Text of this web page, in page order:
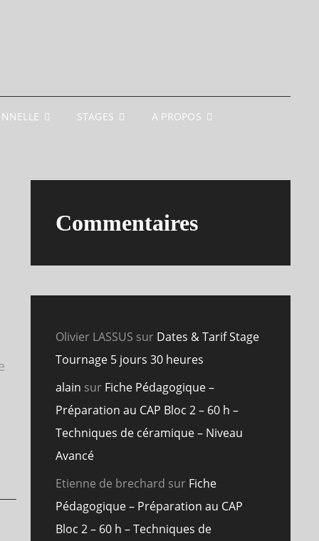
STAGES A PROPOS
Commentaires
Olivier LASSUS sur Dates & Tarif Stage
Tournage 5 jours 30 heures
alain sur Fiche Pédagogique –
Préparation au CAP Bloc 2 – 60 h –
Techniques de céramique – Niveau
Avancé
Etienne de brechard sur Fiche
Pédagogique – Préparation au CAP
Bloc 2 – 60 h – Techniques de